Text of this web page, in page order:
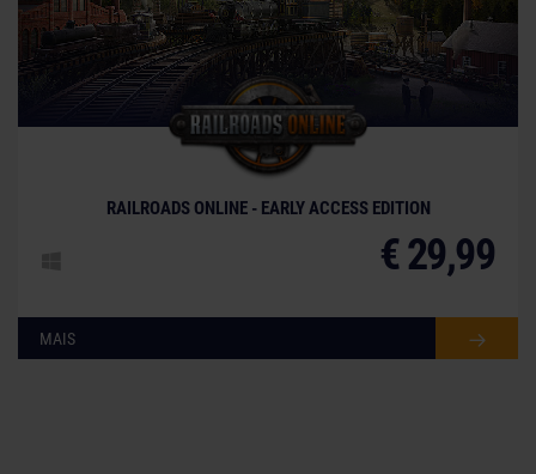
© [Translate to Portuguese (Brazil):]
RAILROADS ONLINE - EARLY ACCESS EDITION
€ 29,99
MAIS